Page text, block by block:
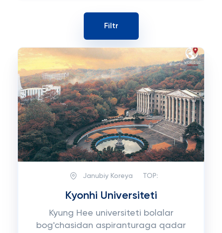
Janubiy Koreya TOP:
Kyonhi Universiteti
Kyung Hee universiteti bolalar
bog'chasidan aspiranturaga qadar